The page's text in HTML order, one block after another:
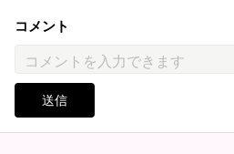
コメント
送信